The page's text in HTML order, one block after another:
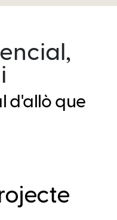
d'allò que